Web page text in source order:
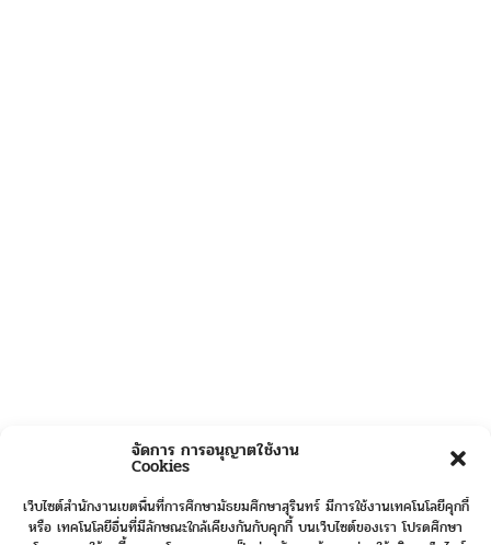
จัดการ การอนุญาตใช้งาน
Cookies
เว็บไซต์สำนักงานเขตพื้นที่การศึกษามัธยมศึกษาสุรินทร์ มีการใช้งานเทคโนโลยีคุกกี้
หรือ เทคโนโลยีอื่นที่มีลักษณะใกล้เคียงกันกับคุกกี้ บนเว็บไซต์ของเรา โปรดศึกษา